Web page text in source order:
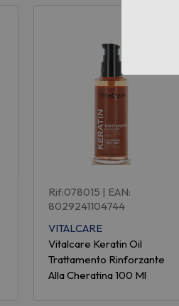
Rif:078015 | EAN:
8029241104744
VITALCARE
Vitalcare Keratin Oil
Trattamento Rinforzante
Alla Cheratina 100 Ml